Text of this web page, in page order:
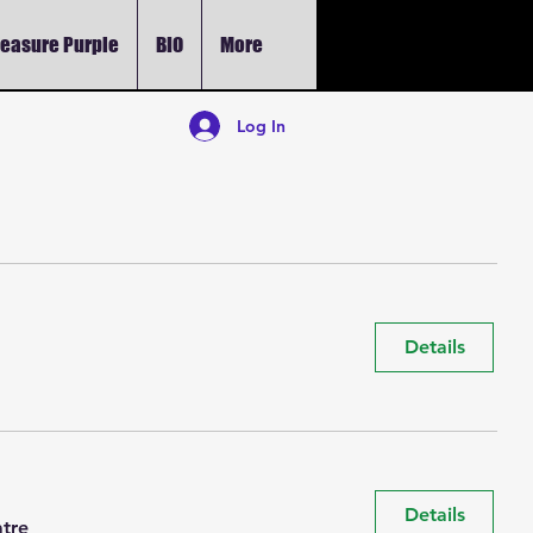
Purple BIO More
Log In
Details
Details